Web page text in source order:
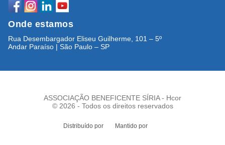
Onde estamos
Rua Desembargador Eliseu Guilherme, 101 – 5º
Andar Paraíso | São Paulo – SP
ASSOCIAÇÃO BENEFICENTE SÍRIA - Hcor
© 2026 - Todos os direitos reservados
Distribuído por Mantido por